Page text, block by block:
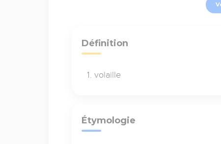
Définition
volaille
Étymologie